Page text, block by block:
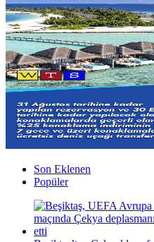
Son Eklenen
Popüler